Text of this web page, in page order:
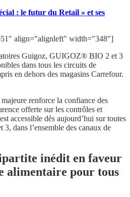
: le futur du Retail » et ses
align="alignleft" width="348"]
Guigoz, GUIGOZ® BIO 2 et 3
dans tous les circuits de
en dehors des magasins Carrefour.
renforce la confiance des
offerte sur les contrôles et
accessible dès aujourd’hui sur toutes
dans l’ensemble des canaux de
inédit en faveur
alimentaire pour tous